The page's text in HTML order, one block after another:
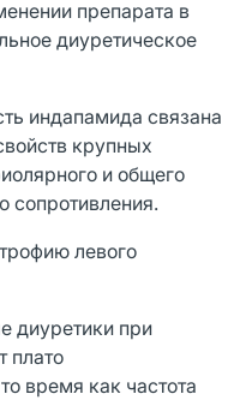
препарата в
диуретическое
индапамида связана
крупных
и общего
сопротивления.
левого
диуретики при
плато
время как частота